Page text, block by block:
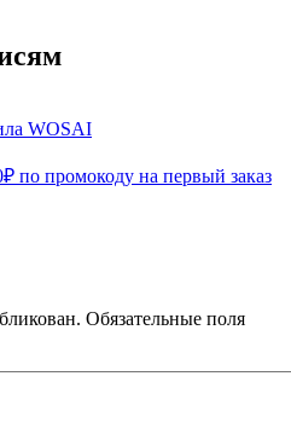
WOSAI
промокоду на первый заказ
Обязательные поля